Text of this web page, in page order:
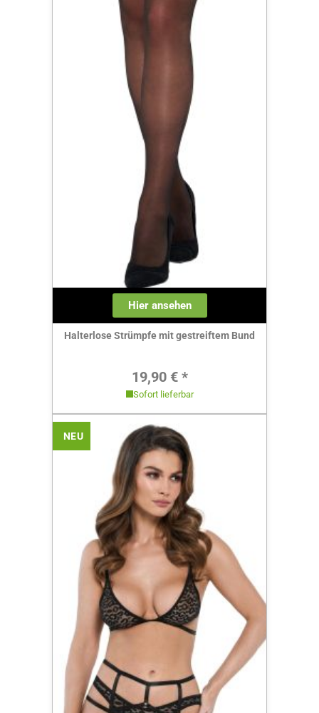
Hier ansehen
Halterlose Strümpfe mit gestreiftem Bund
Regulärer Preis:
19,90 € *
Sofort lieferbar
NEU